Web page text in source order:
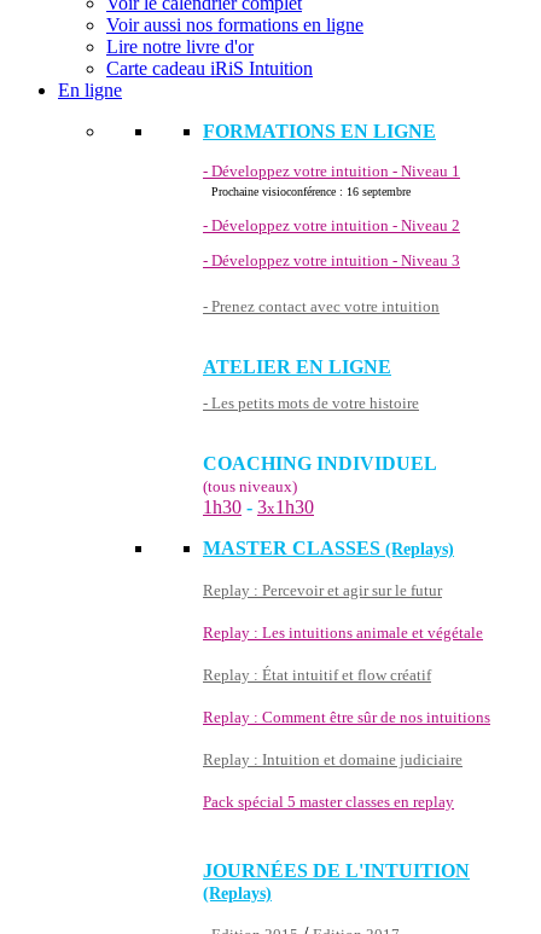
Voir aussi nos formations en ligne
Lire notre livre d'or
Carte cadeau iRiS Intuition
En ligne
FORMATIONS EN LIGNE
- Développez votre intuition - Niveau 1
Prochaine visioconférence : 16 septembre
- Développez votre intuition - Niveau 2
- Développez votre intuition - Niveau 3
- Prenez contact avec votre intuition
ATELIER EN LIGNE
- Les petits mots de votre histoire
COACHING INDIVIDUEL
(tous niveaux)
1h30 - 3x1h30
MASTER CLASSES (Replays)
Replay : Percevoir et agir sur le futur
Replay : Les intuitions animale et végétale
Replay : État intuitif et flow créatif
Replay : Comment être sûr de nos intuitions
Replay : Intuition et domaine judiciaire
Pack spécial 5 master classes en replay
JOURNÉES DE L'INTUITION
(Replays)